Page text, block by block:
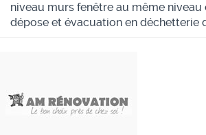
niveau murs fenêtre au même
dépose et évacuation en déchetterie